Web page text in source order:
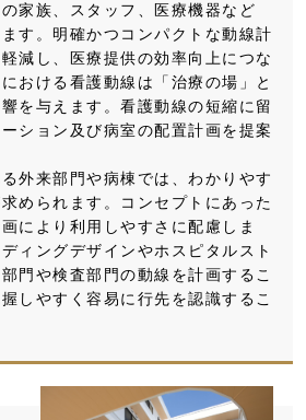
家族、スタッフ、医療機器など
す。明確かつコンパクトな動線計
減し、医療提供の効率向上につな
おける看護動線は「治療の場」と
を与えます。看護動線の短縮に留
ション及び病室の配置計画を提案
外来部門や病棟では、わかりやす
められます。コンセプトにあった
により利用しやすさに配慮しま
ィングデザインやホスピタルスト
門や検査部門の動線を計画するこ
しやすく容易に行先を認識するこ